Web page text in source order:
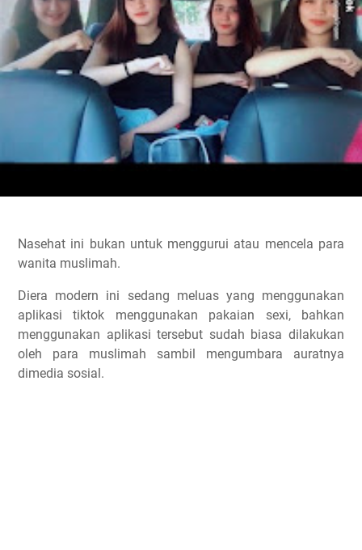
Nasehat ini bukan untuk menggurui atau mencela para
wanita muslimah.
Diera modern ini sedang meluas yang menggunakan
aplikasi tiktok menggunakan pakaian sexi, bahkan
menggunakan aplikasi tersebut sudah biasa dilakukan
oleh para muslimah sambil mengumbara auratnya
dimedia sosial.